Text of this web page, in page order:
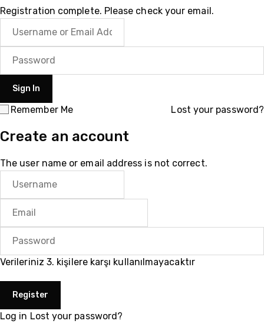
Registration complete. Please check your email.
Remember Me Lost your password?
Create an account
The user name or email address is not correct.
Verileriniz 3. kişilere karşı kullanılmayacaktır
Log in Lost your password?